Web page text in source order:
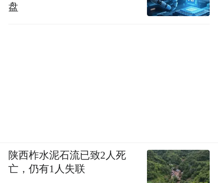
盘
陕西柞水泥石流已致2人死
亡，仍有1人失联